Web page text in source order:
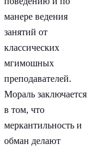
манере ведения
занятий от
классических
мгимошных
преподавателей.
Мораль заключается
в том, что
меркантильность и
обман делают